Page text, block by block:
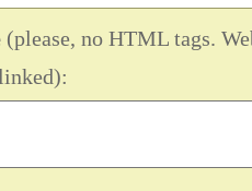
(please, no HTML tags.